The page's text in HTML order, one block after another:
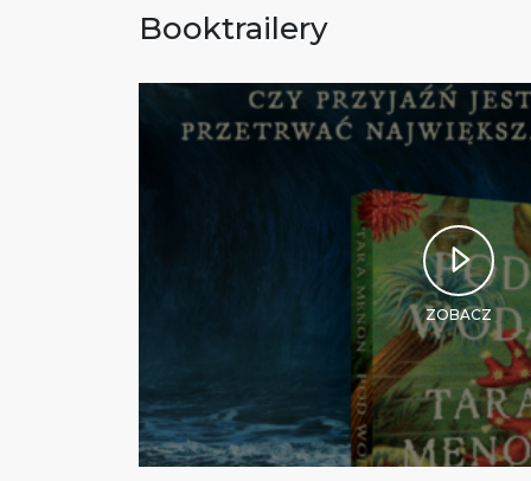
Booktrailery
ZOBACZ